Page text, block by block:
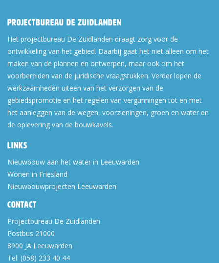
Projectbureau De Zuidlanden
Het projectbureau De Zuidlanden draagt zorg voor de
ontwikkeling van het gebied. Daarbij gaat het niet alleen om het
maken van de plannen en ontwerpen, maar ook om het
voorbereiden van de juridische vraagstukken. Verder lopen de
werkzaamheden uiteen van het verzorgen van de
gebiedspromotie en het regelen van vergunningen tot en met
het aanleggen van de wegen, voorzieningen, groen en water en
de oplevering van de bouwkavels.
Links
Nieuwbouw aan het water in Leeuwarden
Wonen in Friesland
Nieuwbouwprojecten Leeuwarden
Contact
Projectbureau De Zuidlanden
Postbus 21000
8900 JA Leeuwarden
Tel: (058) 233 40 44